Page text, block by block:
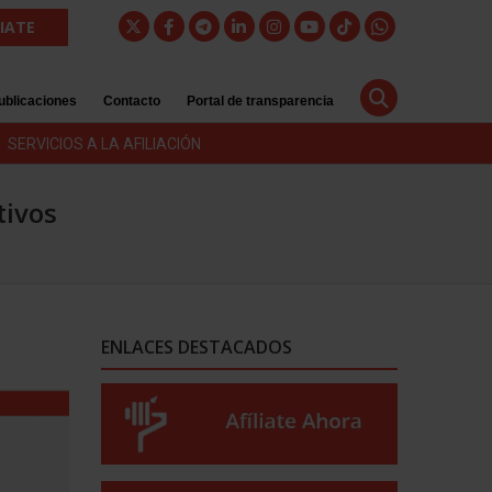
Contacto Portal de transparencia
SERVICIOS A LA AFILIACIÓN
ENLACES DESTACADOS